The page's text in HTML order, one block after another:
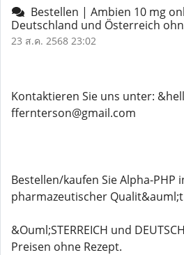
Bestellen | Ambien 10 mg
Deutschland und Österreich
23 ส.ค. 2568 23:02
Kontaktieren Sie uns unter:
ffernterson@gmail.com
Bestellen/kaufen Sie Alpha-PHP
pharmazeutischer
&Ouml;STERREICH und
Preisen ohne Rezept.